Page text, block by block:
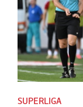
SUPERLIGA